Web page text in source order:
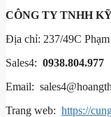
CÔNG TY TNHH
Địa chỉ: 237/49C
Sales4: 0938.804.977
Email:
Trang web: https://